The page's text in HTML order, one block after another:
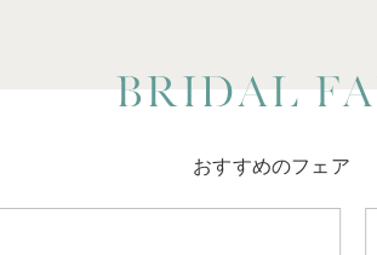
おすすめのフェア